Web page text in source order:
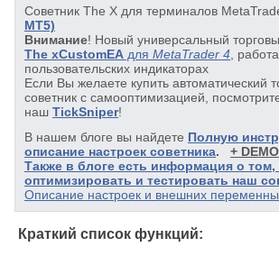
Советник The X для терминалов
MT5)
Внимание! Новый универсальный
The xCustomEA для MetaTrader 4 ,
пользовательских индикаторах
Если Вы желаете купить автоматический
советник с самооптимизацией,
наш TickSniper!
В нашем блоге вы найдете Полную
описание настроек советника.
+
Также в блоге есть информация о том,
оптимизировать и тестировать наш
Описание настроек и внешних
Краткий список функций: